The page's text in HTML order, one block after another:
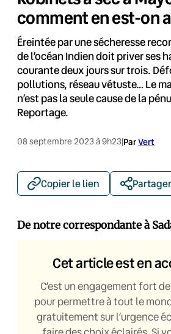
comment en est-on
Éreintée par une sécheresse
de l’océan Indien doit priver ses
courante deux jours sur trois.
pollutions, réseau vétuste… Le
n’est pas la seule cause de la
Reportage.
08 septembre 2023 à 9h23|ParVert
Copier le lien Partager
De notre correspondante à
Cet article est en
C’est un engagement fort
pour permettre à tout le
gratuitement sur l’urgence